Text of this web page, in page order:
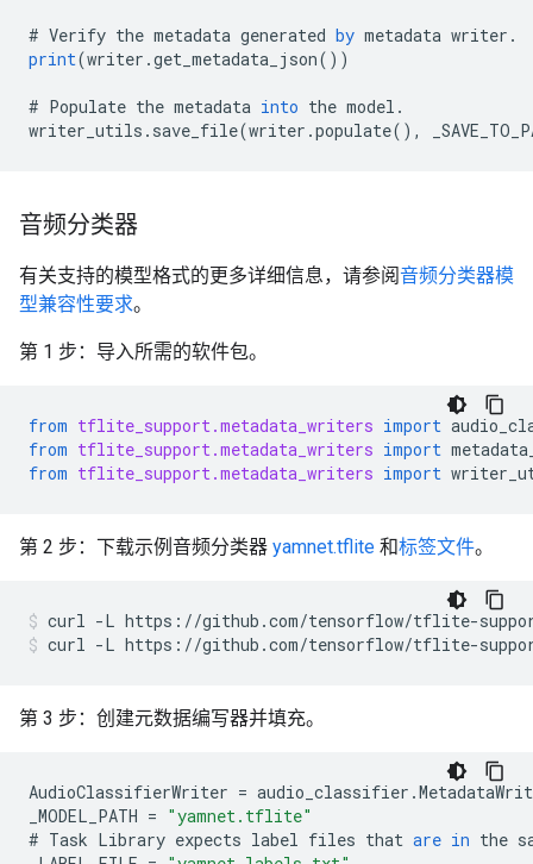
# Verify the metadata generated by metadata writer .
print(writer .get_metadata_json())
# Populate the metadata into the model .
writer_utils . save_file(writer .populate(),
音频分类器
有关支持的模型格式的更多详细信息，请参阅音频分类器模
型兼容性要求。
第 1 步：导入所需的软件包。
from tflite_support.metadata_writers import
from tflite_support.metadata_writers import
from tflite_support.metadata_writers import
第 2 步：下载示例音频分类器 yamnet.tflite 和标签文件。
curl -L https://github.com/tensorflow/tflite-
curl -L https://github.com/tensorflow/tflite-
第 3 步：创建元数据编写器并填充。
AudioClassifierWriter = audio_classifier .
_MODEL_PATH = "yamnet.tflite"
# Task Library expects label files that are in the